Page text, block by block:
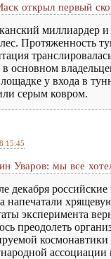
открыл первый
миллиардер
Протяженность
основном
у входа в
серым ковром.
15:45
Уваров: мы все
декабря
напечатали
эксперимента
преодолеть
космонавтики
ассоциации